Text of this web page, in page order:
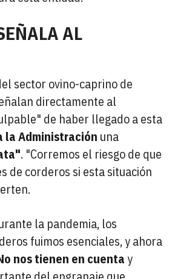
AL
sector ovino-caprino de
directamente al
de haber llegado a esta
la Administración una
. "Corremos el riesgo de que
de corderos si esta situación
la pandemia, los
fuimos esenciales, y ahora
nos tienen en cuentay